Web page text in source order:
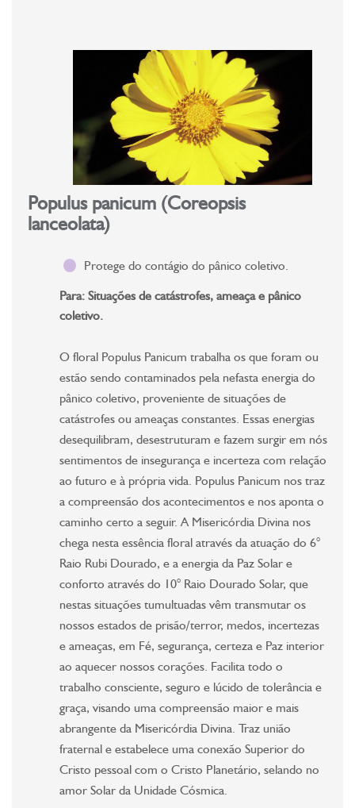
Populus panicum (Coreopsis
lanceolata)
Protege do contágio do pânico coletivo.
Para: Situações de catástrofes, ameaça e pânico
coletivo.
O floral Populus Panicum trabalha os que foram ou
estão sendo contaminados pela nefasta energia do
pânico coletivo, proveniente de situações de
catástrofes ou ameaças constantes. Essas energias
desequilibram, desestruturam e fazem surgir em nós
sentimentos de insegurança e incerteza com relação
ao futuro e à própria vida. Populus Panicum nos traz
a compreensão dos acontecimentos e nos aponta o
caminho certo a seguir. A Misericórdia Divina nos
chega nesta essência floral através da atuação do 6°
Raio Rubi Dourado, e a energia da Paz Solar e
conforto através do 10° Raio Dourado Solar, que
nestas situações tumultuadas vêm transmutar os
nossos estados de prisão/terror, medos, incertezas
e ameaças, em Fé, segurança, certeza e Paz interior
ao aquecer nossos corações. Facilita todo o
trabalho consciente, seguro e lúcido de tolerância e
graça, visando uma compreensão maior e mais
abrangente da Misericórdia Divina. Traz união
fraternal e estabelece uma conexão Superior do
Cristo pessoal com o Cristo Planetário, selando no
amor Solar da Unidade Cósmica.